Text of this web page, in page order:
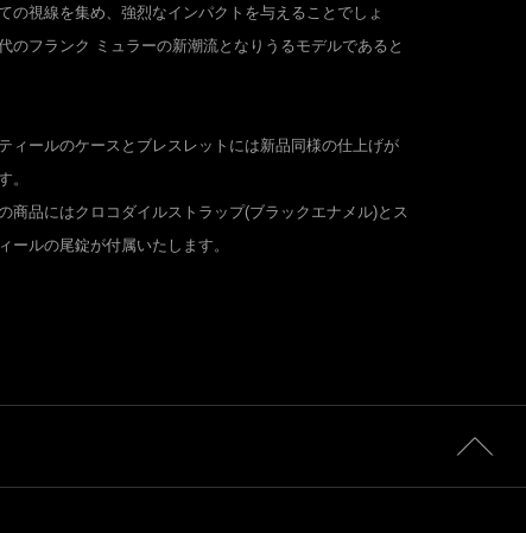
の視線を集め、強烈なインパクトを与えることでしょ
のフランク ミュラーの新潮流となりうるモデルであると
ィールのケースとブレスレットには新品同様の仕上げが
。
商品にはクロコダイルストラップ(ブラックエナメル)とス
ールの尾錠が付属いたします。